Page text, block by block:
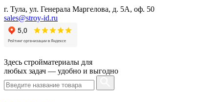
г. Тула, ул. Генерала Маргелова, д. 5А, оф. 50
sales@stroy-id.ru
Здесь стройматериалы для
любых задач — удобно и выгодно